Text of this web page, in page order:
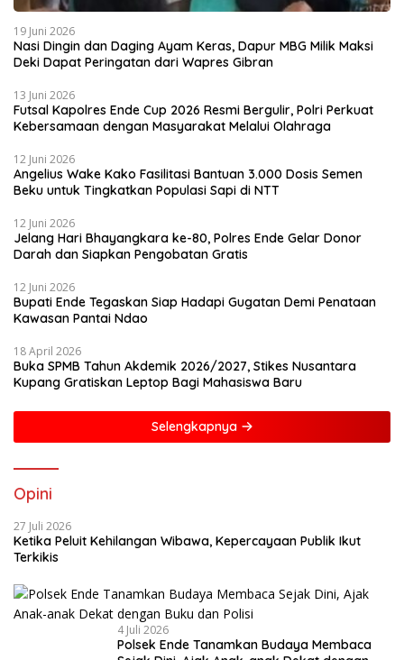
19 Juni 2026
Nasi Dingin dan Daging Ayam Keras, Dapur MBG Milik Maksi
Deki Dapat Peringatan dari Wapres Gibran
13 Juni 2026
Futsal Kapolres Ende Cup 2026 Resmi Bergulir, Polri Perkuat
Kebersamaan dengan Masyarakat Melalui Olahraga
12 Juni 2026
Angelius Wake Kako Fasilitasi Bantuan 3.000 Dosis Semen
Beku untuk Tingkatkan Populasi Sapi di NTT
12 Juni 2026
Jelang Hari Bhayangkara ke-80, Polres Ende Gelar Donor
Darah dan Siapkan Pengobatan Gratis
12 Juni 2026
Bupati Ende Tegaskan Siap Hadapi Gugatan Demi Penataan
Kawasan Pantai Ndao
18 April 2026
Buka SPMB Tahun Akdemik 2026/2027, Stikes Nusantara
Kupang Gratiskan Leptop Bagi Mahasiswa Baru
Selengkapnya
Opini
27 Juli 2026
Ketika Peluit Kehilangan Wibawa, Kepercayaan Publik Ikut
Terkikis
4 Juli 2026
Polsek Ende Tanamkan Budaya Membaca